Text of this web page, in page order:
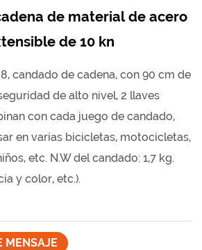
de material de acero
de 10 kn
candado de cadena, con 90 cm de
de alto nivel, 2 llaves
con cada juego de candado,
en varias bicicletas, motocicletas,
etc. N.W del candado: 1,7 kg.
y color, etc.).
MENSAJE